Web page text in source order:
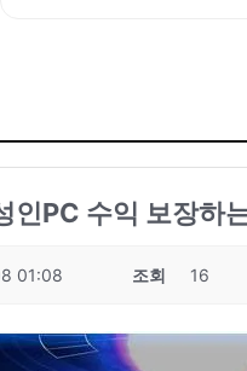
PC 수익 보장하
01:08 조회 16